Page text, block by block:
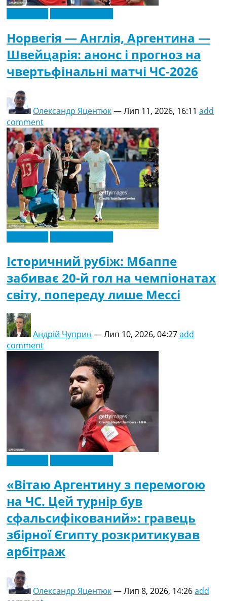
Норвегія — Англія, Аргентина —
Швейцарія: анонс і прогноз на
чвертьфінальні матчі ЧС-2026
Олександр Яцентюк—Лип 11, 2026, 16:11 add
comment
Історичний рубіж: Мбаппе
забиває 20-й гол на чемпіонатах
світу, попереду лише Мессі
Андрій Чуприн —Лип 10, 2026, 04:27add
comment
«Вітаю Аргентину з перемогою
на ЧС. Цей турнір був
сфальсифікований»: гравець
збірної Єгипту розкритикував
арбітраж
Олександр Яцентюк—Лип 8, 2026, 14:26add